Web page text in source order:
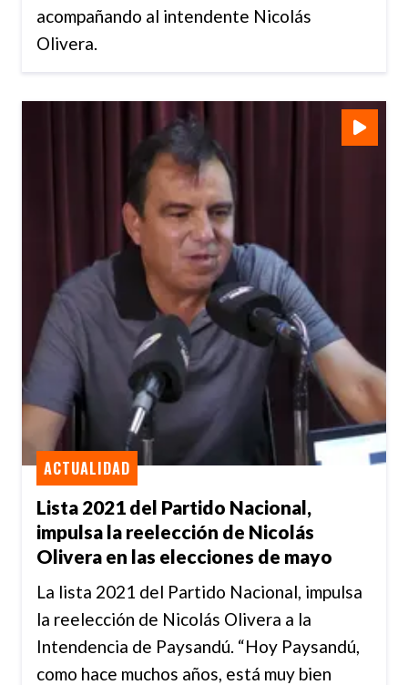
acompañando al intendente Nicolás
Olivera.
Lista 2021 del Partido Nacional,
impulsa la reelección de Nicolás
Olivera en las elecciones de mayo
ACTUALIDAD
La lista 2021 del Partido Nacional, impulsa
la reelección de Nicolás Olivera a la
Intendencia de Paysandú. “Hoy Paysandú,
como hace muchos años, está muy bien